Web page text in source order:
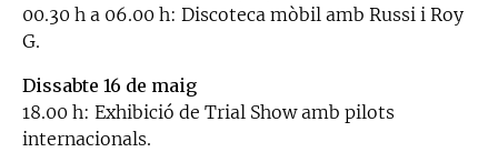
00.30 h a 06.00 h: Discoteca mòbil amb Russi i Roy
G.
Dissabte 16 de maig
18.00 h: Exhibició de Trial Show amb pilots
internacionals.